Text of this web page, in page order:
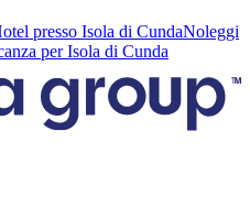
presso Isola di CundaNoleggi
per Isola di Cunda